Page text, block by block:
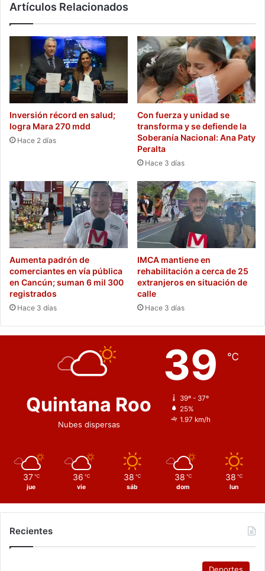
Artículos Relacionados
Inversión récord en salud;
logra Mara 270 mdd
Hace 2 días
Con fuerza y unidad se
transforma y se defiende la
Soberanía Nacional: Ana Paty
Peralta
Hace 3 días
Aumenta padrón de
comerciantes en vía pública
en Cancún; suman 6 mil 300
registrados
Hace 3 días
IMCA mantiene en
rehabilitación a cerca de 25
extranjeros en situación de
calle
Hace 3 días
Quintana Roo
Nubes dispersas
39 ℃
39º - 37º
25%
1.97 km/h
37 ℃
jue
36 ℃
vie
38 ℃
sáb
38 ℃
dom
38 ℃
lun
Recientes
Deportes